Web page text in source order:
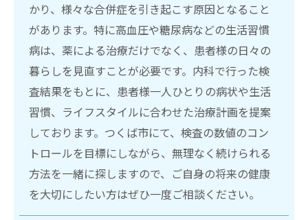
かり、様々な合併症を引き起こす原因となること
があります。特に高血圧や糖尿病などの生活習慣
病は、薬による治療だけでなく、患者様の日々の
暮らしを見直すことが必要です。内科で行った検
査結果をもとに、患者様一人ひとりの病状や生活
習慣、ライフスタイルに合わせた治療計画を提案
しております。つくば市にて、検査の数値のコン
トロールを目標にしながら、無理なく続けられる
方法を一緒に探しますので、ご自身の将来の健康
を大切にしたい方はぜひ一度ご相談ください。